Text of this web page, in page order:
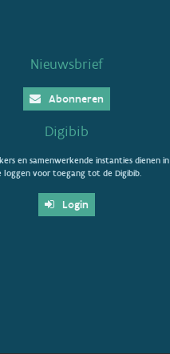
Nieuwsbrief
Abonneren
Digibib
en samenwerkende instanties dienen in
loggen voor toegang tot de Digibib.
Login